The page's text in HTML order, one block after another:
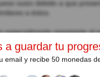
suizo debido a que
a éstos.
especialmente semejante al
ligeramente más dulce y
a guardar tu
email y recibe 50 monedas